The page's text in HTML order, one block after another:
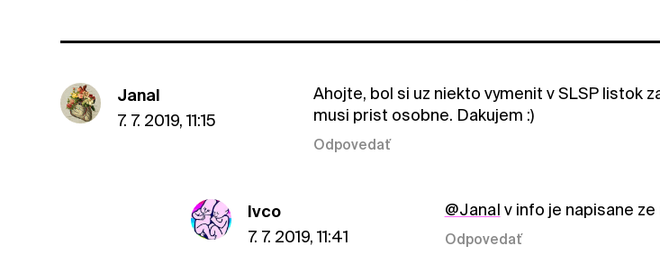
JanaI
7. 7. 2019, 11:15
Ahojte, bol si uz niekto vymenit v SLSP listok
musi prist osobne. Dakujem :)
Odpovedať
Ivco
7. 7. 2019, 11:41
@JanaI v info je napisane
Odpovedať